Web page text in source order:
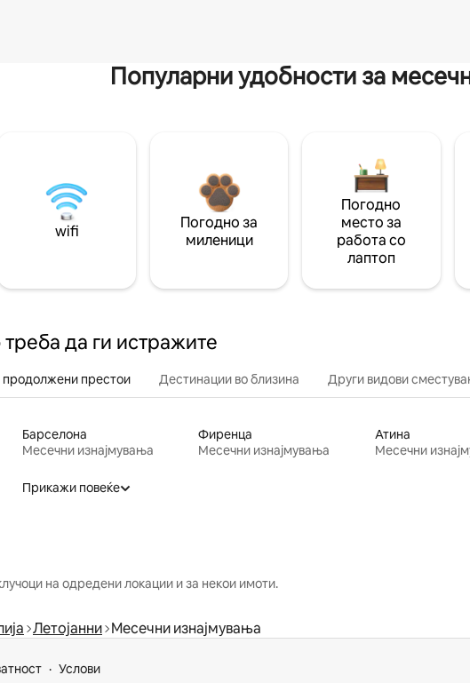
Популарни удобности за
wifi
Погодно за
миленици
Погодно
место за
работа со
лаптоп
да ги истражите
продолжени престои Дестинации во близина Други видови
Барселона
Месечни изнајмувања
Фиренца
Месечни изнајмувања
Атина
Месечни
Прикажи повеќе
на одредени локации и за некои имоти.
Летојанни Месечни изнајмувања
Услови